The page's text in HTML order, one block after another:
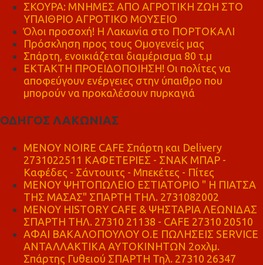
ΣΚΟΥΡΑ: ΜΝΗΜΕΣ ΑΠΟ ΑΓΡΟΤΙΚΗ ΖΩΗ ΣΤΟ
ΥΠΑΙΘΡΙΟ ΑΓΡΟΤΙΚΟ ΜΟΥΣΕΙΟ
Όλοι προσοχή! Η Λακωνία στο ΠΟΡΤΟΚΑΛΙ
Πρόσκληση προς τους Ομογενείς μας
Σπάρτη, ενοικιάζεται διαμέρισμα 80 τ.μ
ΕΚΤΑΚΤΗ ΠΡΟΕΙΔΟΠΟΙΗΣΗ! Οι πολίτες να
αποφεύγουν ενέργειες στην ύπαιθρο που
μπορούν να προκαλέσουν πυρκαγιά
ΟΔΗΓΟΣ ΛΑΚΩΝΙΑΣ
MENOY NOIRE CAFE Σπάρτη και Delivery
2731022511 ΚΑΦΕΤΕΡΙΕΣ - ΣΝΑΚ ΜΠΑΡ -
Καφέδες - Σάντουιτς - Μπεκέτες - Πίτες
ΜΕΝΟΥ ΨΗΤΟΠΩΛΕΙΟ ΕΣΤΙΑΤΟΡΙΟ " Η ΠΙΑΤΣΑ
ΤΗΣ ΜΑΣΑΣ" ΣΠΑΡΤΗ ΤΗΛ. 2731082002
ΜΕΝΟΥ HISTORY CAFE & ΨΗΣΤΑΡΙΑ ΛΕΩΝΙΔΑΣ
ΣΠΑΡΤΗ ΤΗΛ. 27310 21138 - CAFE 27310 20510
ΑΦΑΙ ΒΑΚΑΛΟΠΟΥΛΟΥ Ο.Ε ΠΩΛΗΣΕΙΣ SERVICE
ΑΝΤΑΛΛΑΚΤΙΚΑ ΑΥΤΟΚΙΝΗΤΩΝ 2οχλμ.
Σπάρτης Γυθειού ΣΠΑΡΤΗ Τηλ. 27310 26347